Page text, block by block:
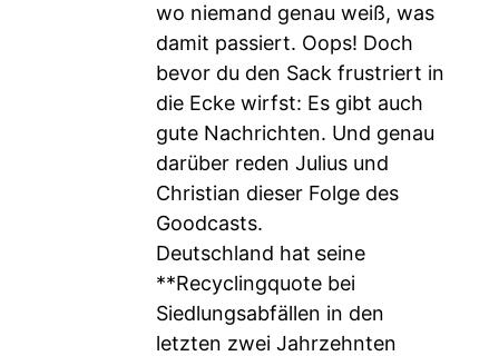
wo niemand genau weiß, was
damit passiert. Oops! Doch
bevor du den Sack frustriert in
die Ecke wirfst: Es gibt auch
gute Nachrichten. Und genau
darüber reden Julius und
Christian dieser Folge des
Goodcasts.
Deutschland hat seine
**Recyclingquote bei
Siedlungsabfällen in den
letzten zwei Jahrzehnten